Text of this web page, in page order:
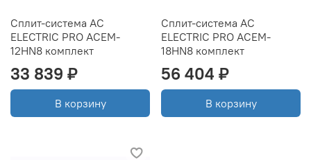
Сплит-система AC
ELECTRIC PRO ACEM-
12HN8 комплект
33 839 ₽
В корзину
Сплит-система AC
ELECTRIC PRO ACEM-
18HN8 комплект
56 404 ₽
В корзину